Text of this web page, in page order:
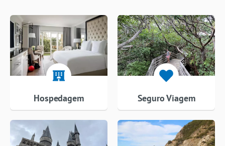
Hospedagem Seguro Viagem